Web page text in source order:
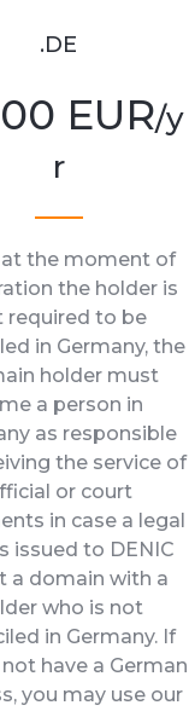
.DE
EUR/y
r
at the moment of
the holder is
required to be
in Germany, the
holder must
a person in
as responsible
the service of
or court
in case a legal
issued to DENIC
a domain with a
who is not
in Germany. If
have a German
you may use our